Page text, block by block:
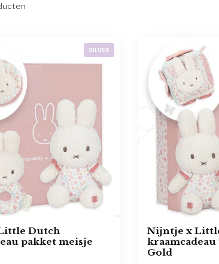
SILVER
Dutch
pakket meisje
Nijntje x
Gold